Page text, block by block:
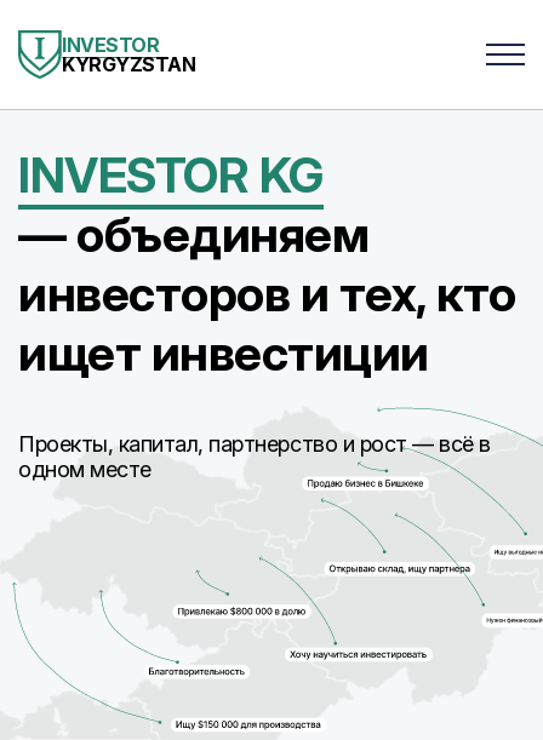
INVESTOR
KYRGYZSTAN
INVESTOR KG
— объединяем
инвесторов и тех, кто
ищет инвестиции
Проекты, капитал, партнерство и рост — всё в
одном месте